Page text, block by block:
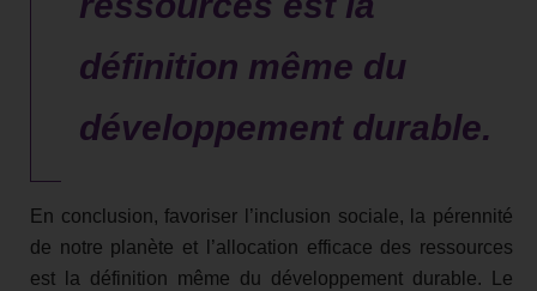
définition même du
développement durable.
En conclusion, favoriser l’inclusion sociale, la pérennité
de notre planète et l’allocation efficace des ressources
est la définition même du développement durable. Le